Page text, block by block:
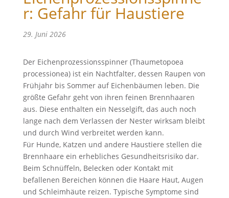
r: Gefahr für Haustiere
29. Juni 2026
Der Eichenprozessionsspinner (Thaumetopoea
processionea) ist ein Nachtfalter, dessen Raupen von
Frühjahr bis Sommer auf Eichenbäumen leben. Die
größte Gefahr geht von ihren feinen Brennhaaren
aus. Diese enthalten ein Nesselgift, das auch noch
lange nach dem Verlassen der Nester wirksam bleibt
und durch Wind verbreitet werden kann.
Für Hunde, Katzen und andere Haustiere stellen die
Brennhaare ein erhebliches Gesundheitsrisiko dar.
Beim Schnüffeln, Belecken oder Kontakt mit
befallenen Bereichen können die Haare Haut, Augen
und Schleimhäute reizen. Typische Symptome sind